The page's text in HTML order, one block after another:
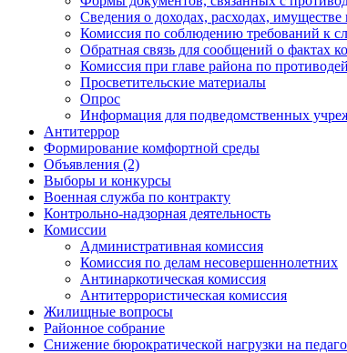
Сведения о доходах, расходах, имуществе
Комиссия по соблюдению требований к
Обратная связь для сообщений о фактах
Комиссия при главе района по
Просветительские материалы
Опрос
Информация для подведомственных
Антитеррор
Формирование комфортной среды
Объявления (2)
Выборы и конкурсы
Военная служба по контракту
Контрольно-надзорная деятельность
Комиссии
Административная комиссия
Комиссия по делам несовершеннолетних
Антинаркотическая комиссия
Антитеррористическая комиссия
Жилищные вопросы
Районное собрание
Снижение бюрократической нагрузки на